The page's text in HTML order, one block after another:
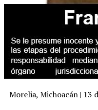
Morelia, Michoacán | 13